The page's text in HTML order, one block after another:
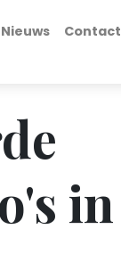
Nieuws Contact
in